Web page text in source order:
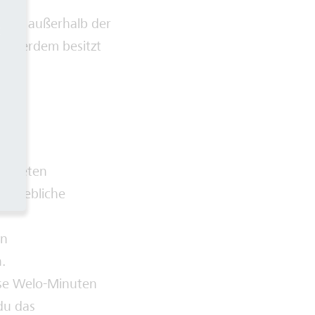
außerhalb der
besitzt
Welo-Minuten
das